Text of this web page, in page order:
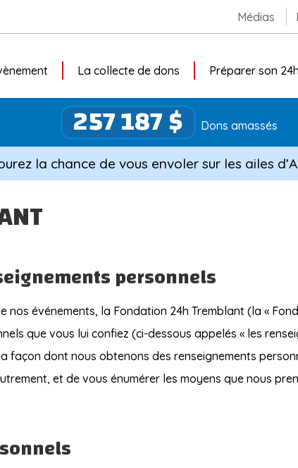
Médias
La collecte de dons Préparer son 24h
257 187 $ Dons amassés
la chance de vous envoler sur les ailes
personnels
nos événements, la Fondation 24h Tremblant (la «
que vous lui confiez (ci-dessous appelés « les
dont nous obtenons des renseignements
et de vous énumérer les moyens que nous